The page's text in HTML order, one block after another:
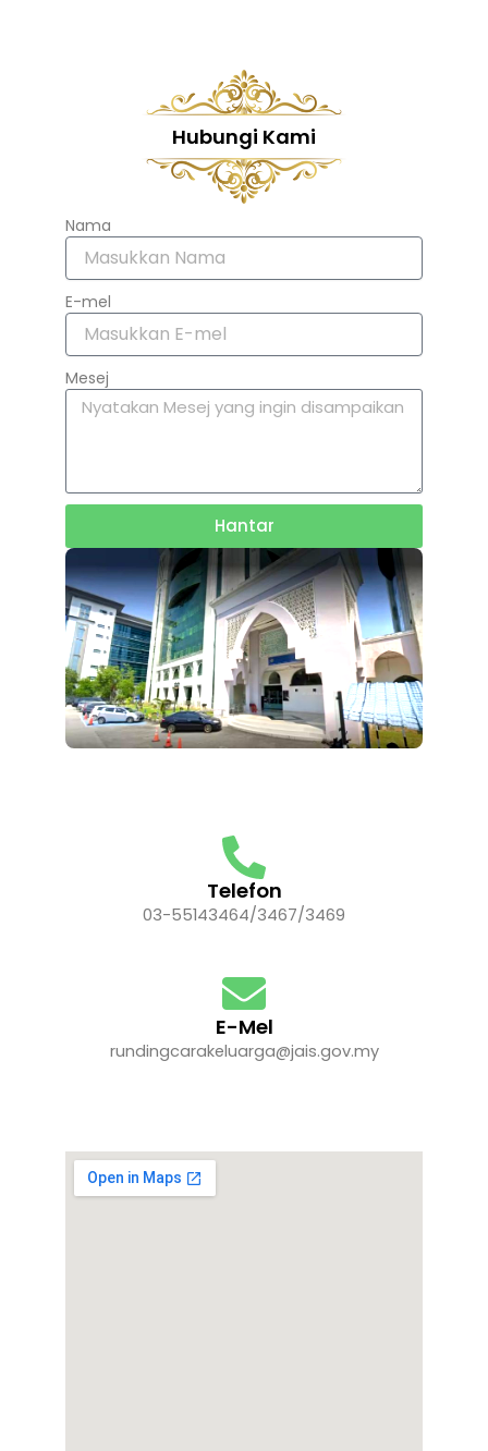
Hubungi Kami
Nama
E-mel
Mesej
Hantar
Telefon
03-55143464/3467/3469
E-Mel
rundingcarakeluarga@jais.gov.my